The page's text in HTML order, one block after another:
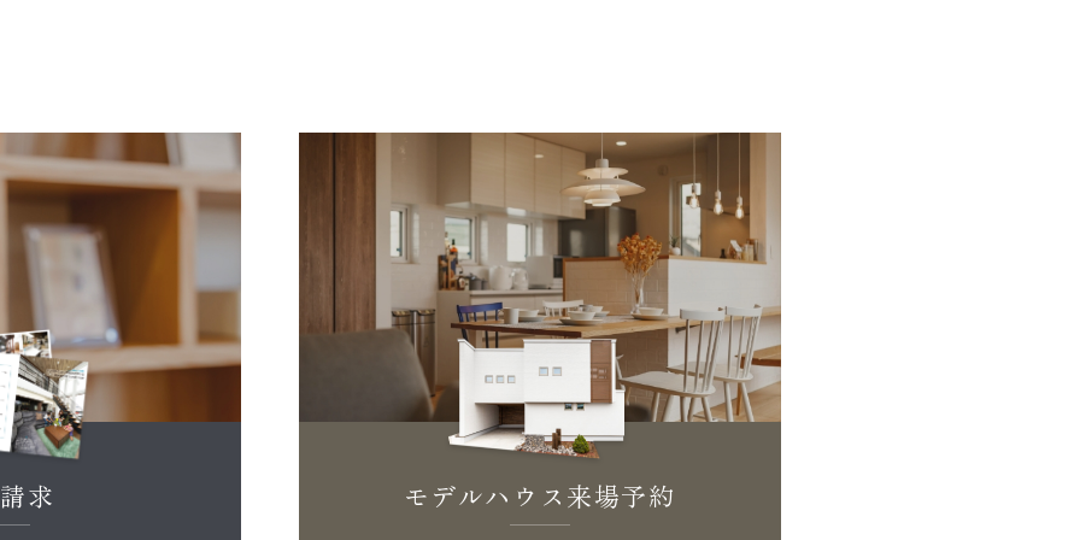
求 モデルハウス来場予約